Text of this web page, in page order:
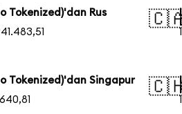
Tokenized)'dan Rus
Tokenized)'dan Singapur